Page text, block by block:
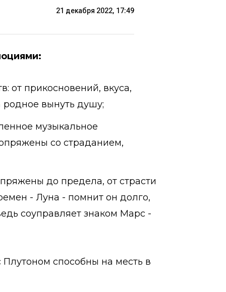
21 декабря 2022, 17:49
от прикосновений, вкуса,
родное вынуть душу;
музыкальное
со страданием,
до предела, от страсти
- Луна - помнит он долго,
соуправляет знаком Марс -
способны на месть в